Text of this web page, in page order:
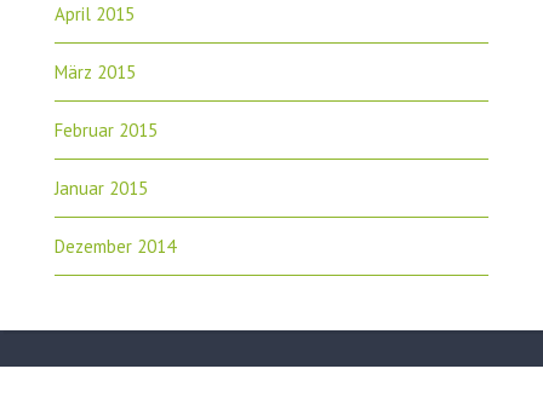
April 2015
März 2015
Februar 2015
Januar 2015
Dezember 2014